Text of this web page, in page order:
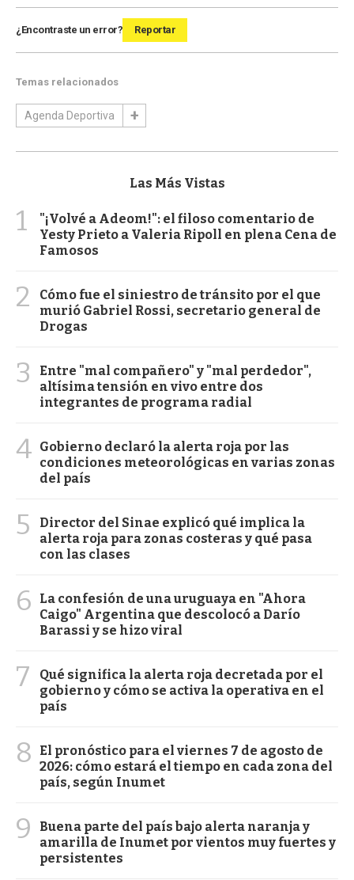
¿Encontraste un error? Reportar
Temas relacionados
Agenda Deportiva
Las Más Vistas
1
"¡Volvé a Adeom!": el filoso comentario de
Yesty Prieto a Valeria Ripoll en plena Cena de
Famosos
2
Cómo fue el siniestro de tránsito por el que
murió Gabriel Rossi, secretario general de
Drogas
3
Entre "mal compañero" y "mal perdedor",
altísima tensión en vivo entre dos
integrantes de programa radial
4 Gobierno declaró la alerta roja por las
condiciones meteorológicas en varias zonas
del país
5
Director del Sinae explicó qué implica la
alerta roja para zonas costeras y qué pasa
con las clases
6
La confesión de una uruguaya en "Ahora
Caigo" Argentina que descolocó a Darío
Barassi y se hizo viral
7
Qué significa la alerta roja decretada por el
gobierno y cómo se activa la operativa en el
país
8
El pronóstico para el viernes 7 de agosto de
2026: cómo estará el tiempo en cada zona del
país, según Inumet
9
Buena parte del país bajo alerta naranja y
amarilla de Inumet por vientos muy fuertes y
persistentes